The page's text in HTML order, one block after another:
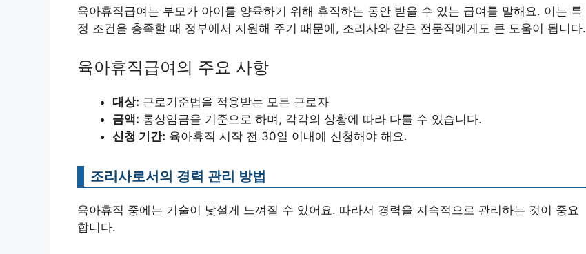
육아휴직급여는 부모가 아이를 양육하기 위해 휴직하는 동안 받을 수 있는 급여를 말해요. 이는 특
정 조건을 충족할 때 정부에서 지원해 주기 때문에, 조리사와 같은 전문직에게도 큰 도움이 됩니다.
육아휴직급여의 주요 사항
대상: 근로기준법을 적용받는 모든 근로자
금액: 통상임금을 기준으로 하며, 각각의 상황에 따라 다를 수 있습니다.
신청 기간: 육아휴직 시작 전 30일 이내에 신청해야 해요.
조리사로서의 경력 관리 방법
육아휴직 중에는 기술이 낯설게 느껴질 수 있어요. 따라서 경력을 지속적으로 관리하는 것이 중요
합니다.